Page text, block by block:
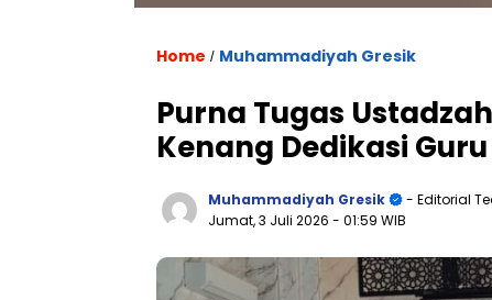
Home / Muhammadiyah Gresik
Purna Tugas
Kenang Dedikasi
Muhammadiyah Gresik
- Editorial
Jumat, 3 Juli 2026 - 01:59 WIB